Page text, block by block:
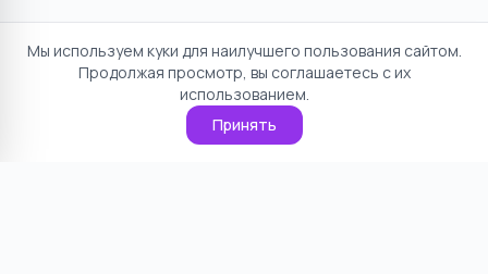
Мы используем куки для наилучшего пользования сайтом.
Продолжая просмотр, вы соглашаетесь с их
использованием.
Принять